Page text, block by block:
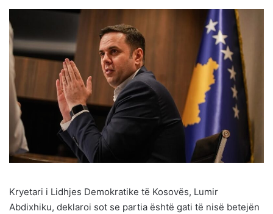
Kryetari i Lidhjes Demokratike të Kosovës, Lumir
Abdixhiku, deklaroi sot se partia është gati të nisë betejën